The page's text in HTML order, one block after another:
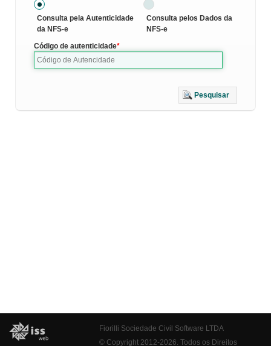
Consulta pela Autenticidade
da NFS-e
Consulta pelos Dados da
NFS-e
Código de autenticidade
Pesquisar
Fiorilli Sociedade Civil Software LTDA
© Copyright 2012-2026. Todos os Direitos